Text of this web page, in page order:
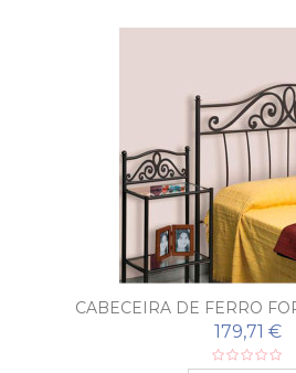
CABECEIRA DE FERRO
179,71 €